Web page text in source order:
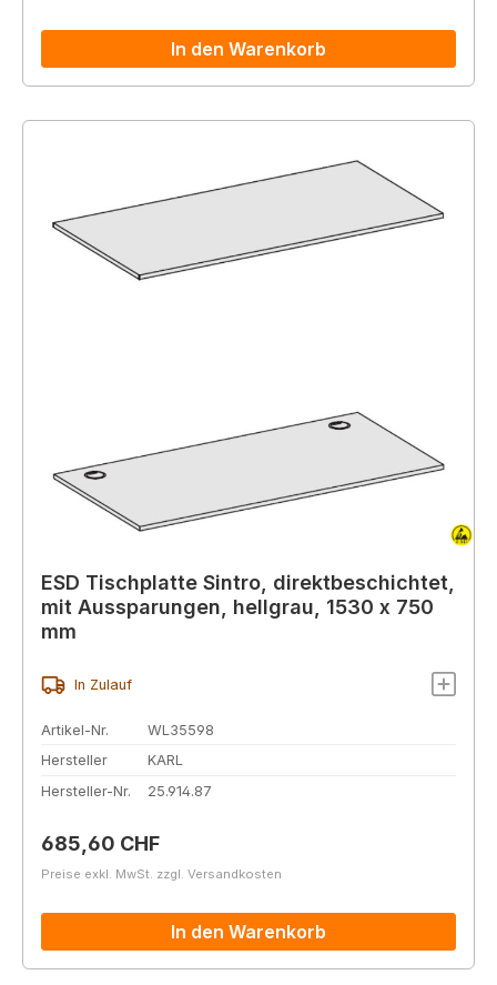
In den Warenkorb
ESD Tischplatte Sintro, direktbeschichtet,
mit Aussparungen, hellgrau, 1530 x 750
mm
In Zulauf
Artikel-Nr.
WL35598
Hersteller
KARL
Hersteller-Nr.
25.914.87
Regulärer Preis:
685,60 CHF
Preise exkl. MwSt. zzgl. Versandkosten
In den Warenkorb